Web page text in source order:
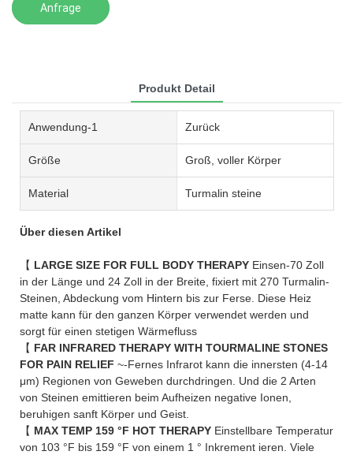
Anfrage
Produkt Detail
Anwendung-1 Zurück
Größe Groß, voller Körper
Material Turmalin steine
Über diesen Artikel
【 LARGE SIZE FOR FULL BODY THERAPY Einsen-70 Zoll
in der Länge und 24 Zoll in der Breite, fixiert mit 270 Turmalin-
Steinen, Abdeckung vom Hintern bis zur Ferse. Diese Heiz
matte kann für den ganzen Körper verwendet werden und
sorgt für einen stetigen Wärmefluss
【 FAR INFRARED THERAPY WITH TOURMALINE STONES
FOR PAIN RELIEF ~-Fernes Infrarot kann die innersten (4-14
μm) Regionen von Geweben durchdringen. Und die 2 Arten
von Steinen emittieren beim Aufheizen negative Ionen,
beruhigen sanft Körper und Geist.
【 MAX TEMP 159 °F HOT THERAPY Einstellbare Temperatur
von 103 °F bis 159 °F von einem 1 ° Inkrement ieren. Viele